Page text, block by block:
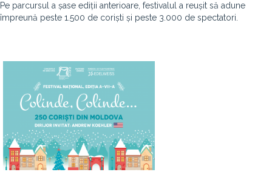
Pe parcursul a șase ediții anterioare, festivalul a reușit să adune
împreună peste 1.500 de coriști și peste 3.000 de spectatori.